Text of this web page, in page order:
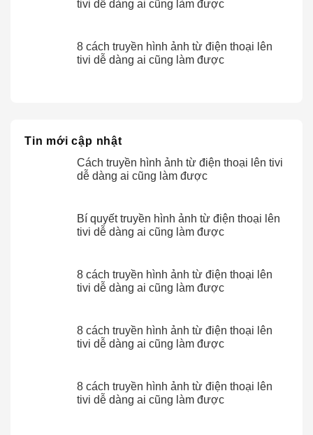
tivi dễ dàng ai cũng làm được
8 cách truyền hình ảnh từ điện thoại lên
tivi dễ dàng ai cũng làm được
Tin mới cập nhật
Cách truyền hình ảnh từ điện thoại lên tivi
dễ dàng ai cũng làm được
Bí quyết truyền hình ảnh từ điện thoại lên
tivi dễ dàng ai cũng làm được
8 cách truyền hình ảnh từ điện thoại lên
tivi dễ dàng ai cũng làm được
8 cách truyền hình ảnh từ điện thoại lên
tivi dễ dàng ai cũng làm được
8 cách truyền hình ảnh từ điện thoại lên
tivi dễ dàng ai cũng làm được